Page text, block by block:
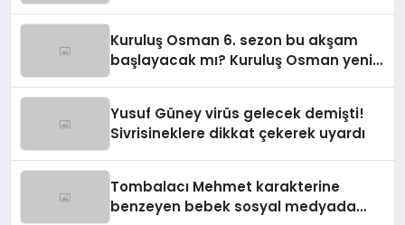
Kuruluş Osman 6. sezon bu akşam
başlayacak mı? Kuruluş Osman yeni
Yusuf Güney virüs gelecek demişti!
Sivrisineklere dikkat çekerek uyardı
Tombalacı Mehmet karakterine
benzeyen bebek sosyal medyada